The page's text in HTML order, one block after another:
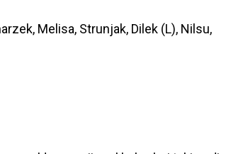
Melisa, Strunjak, Dilek (L), Nilsu,